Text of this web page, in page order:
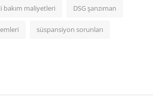
bakım maliyetleri DSG şanzıman
süspansiyon sorunları